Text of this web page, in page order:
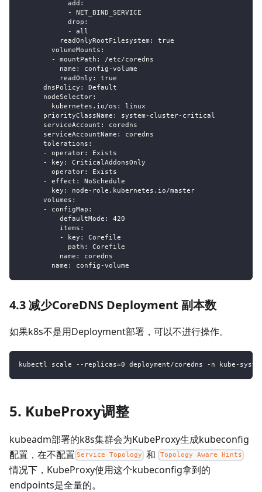
add :
-
NET_BIND_SERVICE
drop :
-
all
readOnlyRootFilesystem :
true
volumeMounts :
-
mountPath :
/etc/coredns
name : config -volume
readOnly :
true
dnsPolicy :
Default
nodeSelector:
kubernetes.io/os :
linux
priorityClassName : system - cluster- critical
serviceAccount :
coredns
serviceAccountName :
coredns
tolerations :
-
operator:
Exists
-
key :
CriticalAddonsOnly
operator:
Exists
-
effect :
NoSchedule
key : node - role.kubernetes.io/master
volumes :
-
configMap :
defaultMode :
420
items :
-
key :
Corefile
path :
Corefile
name :
coredns
name : config -volume
4.3 减少CoreDNS Deployment 副本数
如果k8s不是用Deployment部署，可以不进行操作。
kubectl scale --replicas=0 deployment/coredns -n kube-
5. KubeProxy调整
kubeadm部署的k8s集群会为KubeProxy生成kubeconfig
配置，在不配置 Service Topology 和 Topology Aware Hints
情况下，KubeProxy使用这个kubeconfig拿到的
endpoints是全量的。